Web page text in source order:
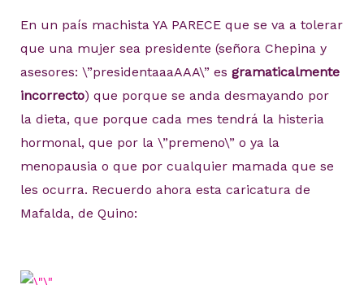
En un país machista YA PARECE que se va a tolerar
que una mujer sea presidente (señora Chepina y
asesores: \”presidentaaaAAA\” es gramaticalmente
incorrecto) que porque se anda desmayando por
la dieta, que porque cada mes tendrá la histeria
hormonal, que por la \”premeno\” o ya la
menopausia o que por cualquier mamada que se
les ocurra. Recuerdo ahora esta caricatura de
Mafalda, de Quino: